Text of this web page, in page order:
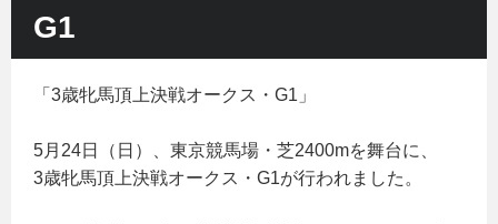
G1
「3歳牝馬頂上決戦オークス・G1」
5月24日（日）、東京競馬場・芝2400mを舞台に、
3歳牝馬頂上決戦オークス・G1が行われました。